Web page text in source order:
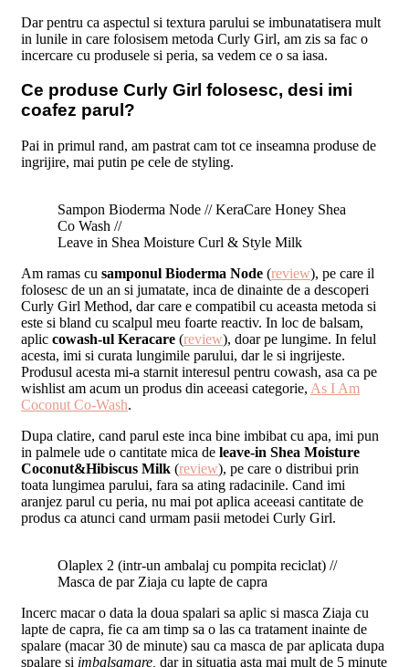
Dar pentru ca aspectul si textura parului se imbunatatisera mult
in lunile in care folosisem metoda Curly Girl, am zis sa fac o
incercare cu produsele si peria, sa vedem ce o sa iasa.
Ce produse Curly Girl folosesc, desi imi
coafez parul?
Pai in primul rand, am pastrat cam tot ce inseamna produse de
ingrijire, mai putin pe cele de styling.
Sampon Bioderma Node // KeraCare Honey Shea
Co Wash //
Leave in Shea Moisture Curl & Style Milk
Am ramas cu samponul Bioderma Node (review), pe care il
folosesc de un an si jumatate, inca de dinainte de a descoperi
Curly Girl Method, dar care e compatibil cu aceasta metoda si
este si bland cu scalpul meu foarte reactiv. In loc de balsam,
aplic cowash-ul Keracare (review), doar pe lungime. In felul
acesta, imi si curata lungimile parului, dar le si ingrijeste.
Produsul acesta mi-a starnit interesul pentru cowash, asa ca pe
wishlist am acum un produs din aceeasi categorie, As I Am
Coconut Co-Wash.
Dupa clatire, cand parul este inca bine imbibat cu apa, imi pun
in palmele ude o cantitate mica de leave-in Shea Moisture
Coconut&Hibiscus Milk (review), pe care o distribui prin
toata lungimea parului, fara sa ating radacinile. Cand imi
aranjez parul cu peria, nu mai pot aplica aceeasi cantitate de
produs ca atunci cand urmam pasii metodei Curly Girl.
Olaplex 2 (intr-un ambalaj cu pompita reciclat) //
Masca de par Ziaja cu lapte de capra
Incerc macar o data la doua spalari sa aplic si masca Ziaja cu
lapte de capra, fie ca am timp sa o las ca tratament inainte de
spalare (macar 30 de minute) sau ca masca de par aplicata dupa
spalare si imbalsamare, dar in situatia asta mai mult de 5 minute